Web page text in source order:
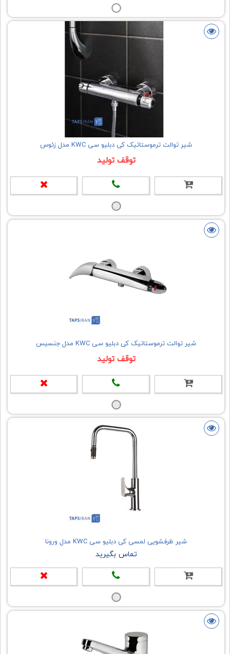
شیر توالت ترموستاتیک کی دبلیو سی KWC مدل زئوس
توقف تولید
شیر توالت ترموستاتیک کی دبلیو سی KWC مدل جنسیس
توقف تولید
شیر ظرفشویی لمسی کی دبلیو سی KWC مدل ورونا
تماس بگیرید